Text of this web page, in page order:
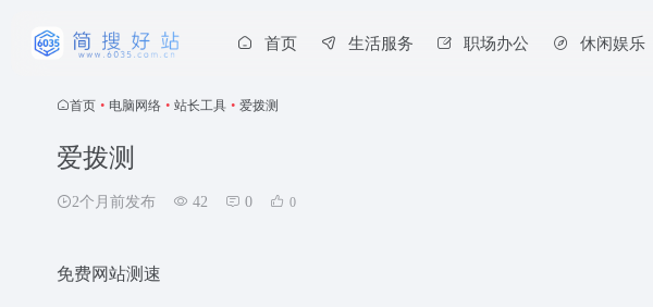
首页 生活服务 职场办公 休闲娱乐
首页 • 电脑网络 • 站长工具 • 爱拨测
爱拨测
2个月前发布 42 0 0
免费网站测速